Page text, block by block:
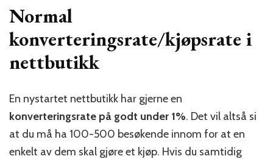
Normal
konverteringsrate/kjøpsrate i
nettbutikk
En nystartet nettbutikk har gjerne en
konverteringsrate på godt under 1%. Det vil altså si
at du må ha 100-500 besøkende innom for at en
enkelt av dem skal gjøre et kjøp. Hvis du samtidig